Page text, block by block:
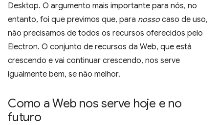
Desktop. O argumento mais importante para nós, no
entanto, foi que previmos que, para nosso caso de uso,
não precisamos de todos os recursos oferecidos pelo
Electron. O conjunto de recursos da Web, que está
crescendo e vai continuar crescendo, nos serve
igualmente bem, se não melhor.
Como a Web nos serve hoje e no
futuro